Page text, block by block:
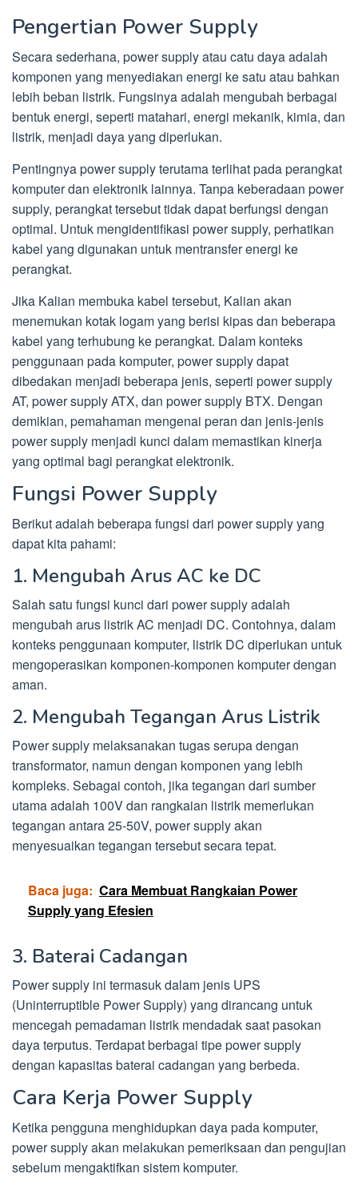
Pengertian Power Supply
Secara sederhana, power supply atau catu daya adalah
komponen yang menyediakan energi ke satu atau bahkan
lebih beban listrik. Fungsinya adalah mengubah berbagai
bentuk energi, seperti matahari, energi mekanik, kimia, dan
listrik, menjadi daya yang diperlukan.
Pentingnya power supply terutama terlihat pada perangkat
komputer dan elektronik lainnya. Tanpa keberadaan power
supply, perangkat tersebut tidak dapat berfungsi dengan
optimal. Untuk mengidentifikasi power supply, perhatikan
kabel yang digunakan untuk mentransfer energi ke
perangkat.
Jika Kalian membuka kabel tersebut, Kalian akan
menemukan kotak logam yang berisi kipas dan beberapa
kabel yang terhubung ke perangkat. Dalam konteks
penggunaan pada komputer, power supply dapat
dibedakan menjadi beberapa jenis, seperti power supply
AT, power supply ATX, dan power supply BTX. Dengan
demikian, pemahaman mengenai peran dan jenis-jenis
power supply menjadi kunci dalam memastikan kinerja
yang optimal bagi perangkat elektronik.
Fungsi Power Supply
Berikut adalah beberapa fungsi dari power supply yang
dapat kita pahami:
1. Mengubah Arus AC ke DC
Salah satu fungsi kunci dari power supply adalah
mengubah arus listrik AC menjadi DC. Contohnya, dalam
konteks penggunaan komputer, listrik DC diperlukan untuk
mengoperasikan komponen-komponen komputer dengan
aman.
2. Mengubah Tegangan Arus Listrik
Power supply melaksanakan tugas serupa dengan
transformator, namun dengan komponen yang lebih
kompleks. Sebagai contoh, jika tegangan dari sumber
utama adalah 100V dan rangkaian listrik memerlukan
tegangan antara 25-50V, power supply akan
menyesuaikan tegangan tersebut secara tepat.
Baca juga: Cara Membuat Rangkaian Power
Supply yang Efesien
3. Baterai Cadangan
Power supply ini termasuk dalam jenis UPS
(Uninterruptible Power Supply) yang dirancang untuk
mencegah pemadaman listrik mendadak saat pasokan
daya terputus. Terdapat berbagai tipe power supply
dengan kapasitas baterai cadangan yang berbeda.
Cara Kerja Power Supply
Ketika pengguna menghidupkan daya pada komputer,
power supply akan melakukan pemeriksaan dan pengujian
sebelum mengaktifkan sistem komputer.